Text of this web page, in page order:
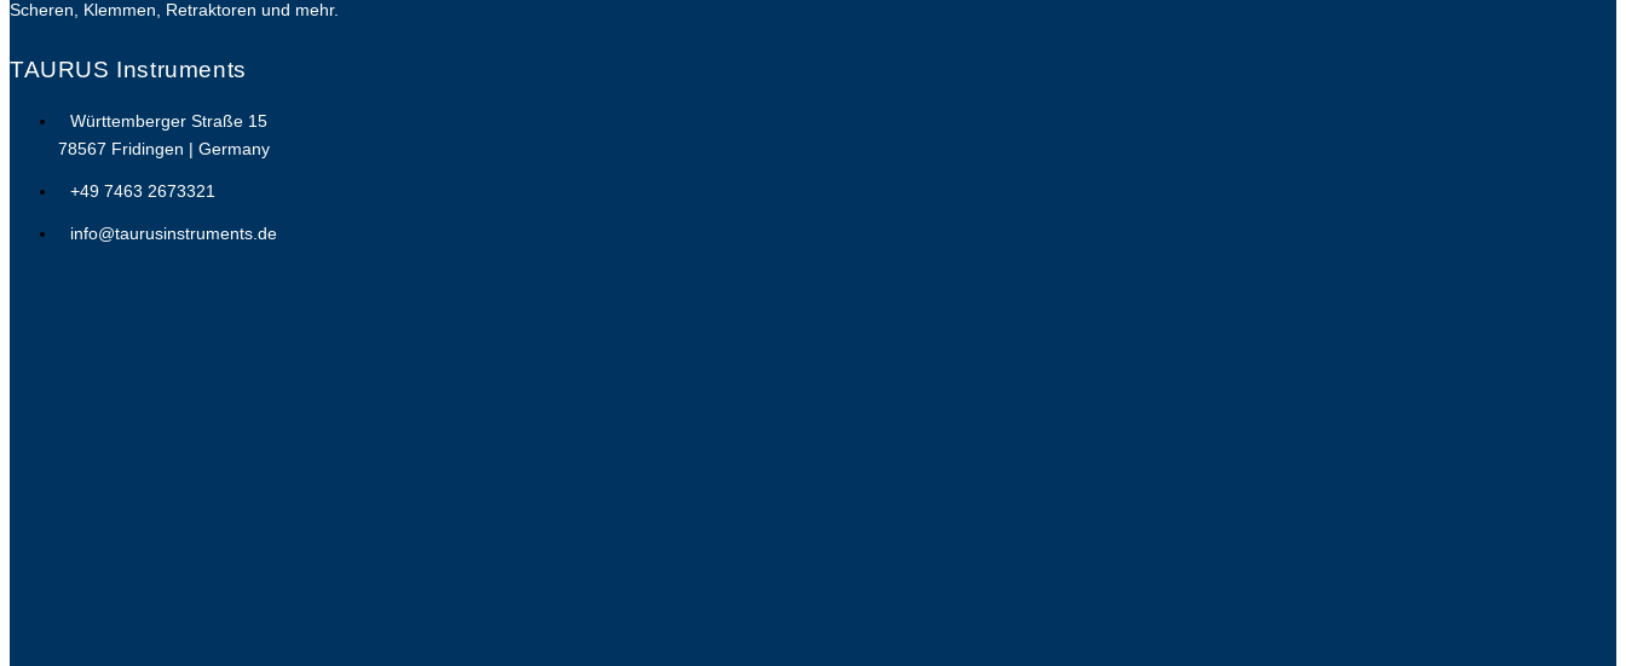
Scheren, Klemmen, Retraktoren und mehr.
TAURUS Instruments
Württemberger Straße 15
78567 Fridingen | Germany
+49 7463 2673321
info@taurusinstruments.de